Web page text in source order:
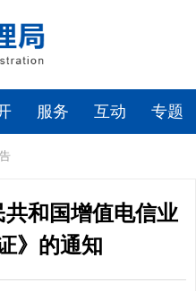
服务 互动 专题
和国增值电信业
》的通知